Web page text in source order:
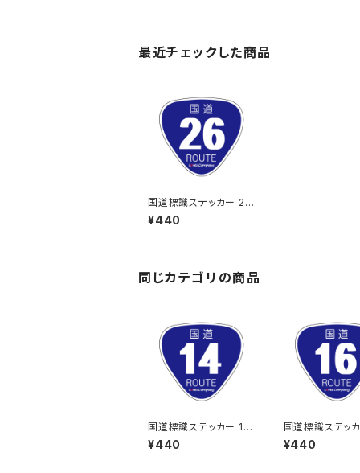
最近チェックした商品
国道標識ステッカー 26
号線
¥440
同じカテゴリの商品
国道標識ステッカー 14
号線
¥440
国道標識ステッ
号線
¥440